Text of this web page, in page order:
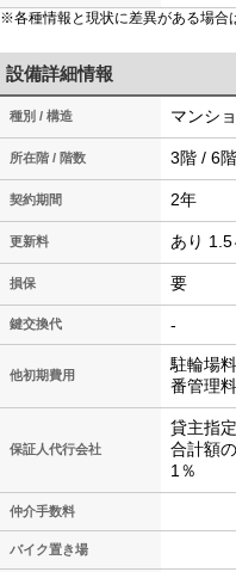
※各種情報と現状に差異がある場合
設備詳細情報
種別 / 構造 マンシ
所在階 / 階数 3階 / 6階
契約期間 2年
更新料 あり 1.5
損保 要
鍵交換代 -
他初期費用
駐輪場
番管理
保証人代行会社
貸主指
合計額
1％
仲介手数料
バイク置き場